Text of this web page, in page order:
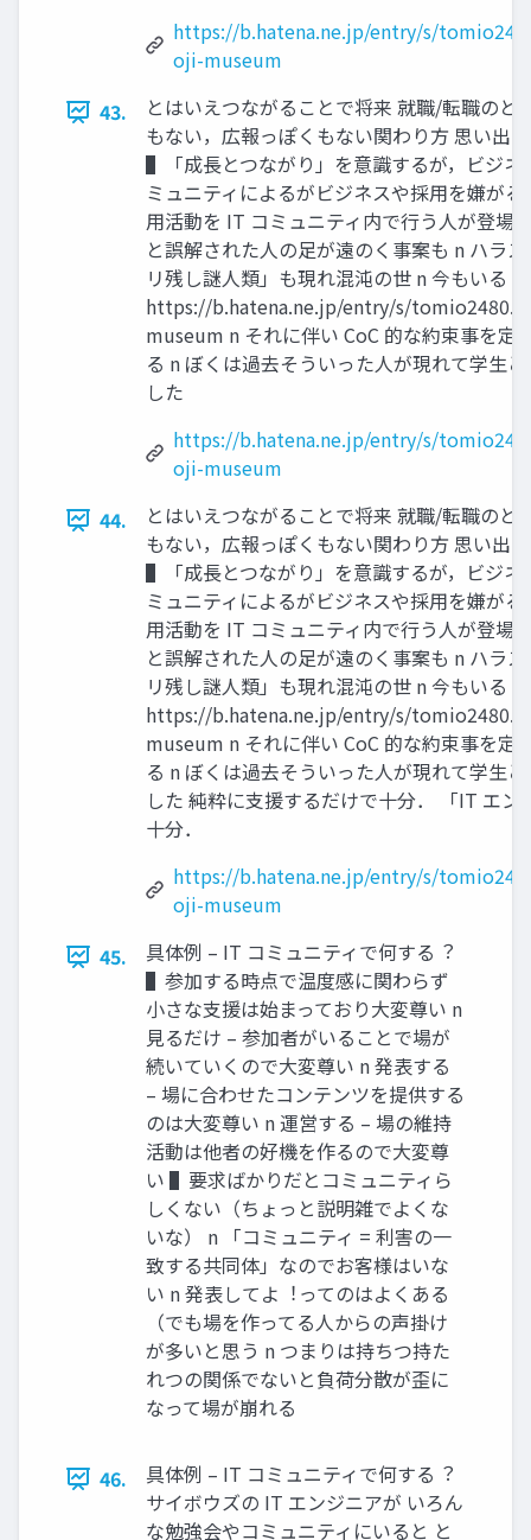
https://b.hatena.ne.jp/entry/s/
oji-museum
43.
とはいえつながることで将来 就職/転職のと
もない，広報っぽくもない関わり⽅ 思い出
▌「成⻑とつながり」を意識するが，ビジ
ミュニティによるがビジネスや採⽤を嫌が
⽤活動を IT コミュニティ内で⾏う⼈が登場
と誤解された⼈の⾜が遠のく事案も n ハラ
リ残し謎⼈類」も現れ混沌の世 n 今もいる
https://b.hatena.ne.jp/entry/s/
museum n それに伴い CoC 的な約束事を定
る n ぼくは過去そういった⼈が現れて学⽣
した
https://b.hatena.ne.jp/entry/s/
oji-museum
44.
とはいえつながることで将来 就職/転職のと
もない，広報っぽくもない関わり⽅ 思い出
▌「成⻑とつながり」を意識するが，ビジ
ミュニティによるがビジネスや採⽤を嫌が
⽤活動を IT コミュニティ内で⾏う⼈が登場
と誤解された⼈の⾜が遠のく事案も n ハラ
リ残し謎⼈類」も現れ混沌の世 n 今もいる
https://b.hatena.ne.jp/entry/s/
museum n それに伴い CoC 的な約束事を定
る n ぼくは過去そういった⼈が現れて学⽣
した 純粋に⽀援するだけで⼗分． 「IT エ
⼗分．
https://b.hatena.ne.jp/entry/s/
oji-museum
45.
具体例 – IT コミュニティで何する︖
▌参加する時点で温度感に関わらず
⼩さな⽀援は始まっており⼤変尊い n
⾒るだけ – 参加者がいることで場が
続いていくので⼤変尊い n 発表する
– 場に合わせたコンテンツを提供する
のは⼤変尊い n 運営する – 場の維持
活動は他者の好機を作るので⼤変尊
い ▌要求ばかりだとコミュニティら
しくない（ちょっと説明雑でよくな
いな） n 「コミュニティ = 利害の⼀
致する共同体」なのでお客様はいな
い n 発表してよ︕ってのはよくある
（でも場を作ってる⼈からの声掛け
が多いと思う n つまりは持ちつ持た
れつの関係でないと負荷分散が歪に
なって場が崩れる
46.
具体例 – IT コミュニティで何する︖
サイボウズの IT エンジニアが いろん
な勉強会やコミュニティにいると と